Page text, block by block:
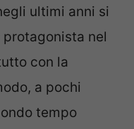
ultimi anni si
nel
con la
a pochi
tempo